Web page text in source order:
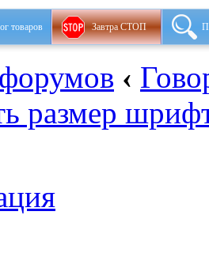
товаров Завтра СТОП
‹
размер